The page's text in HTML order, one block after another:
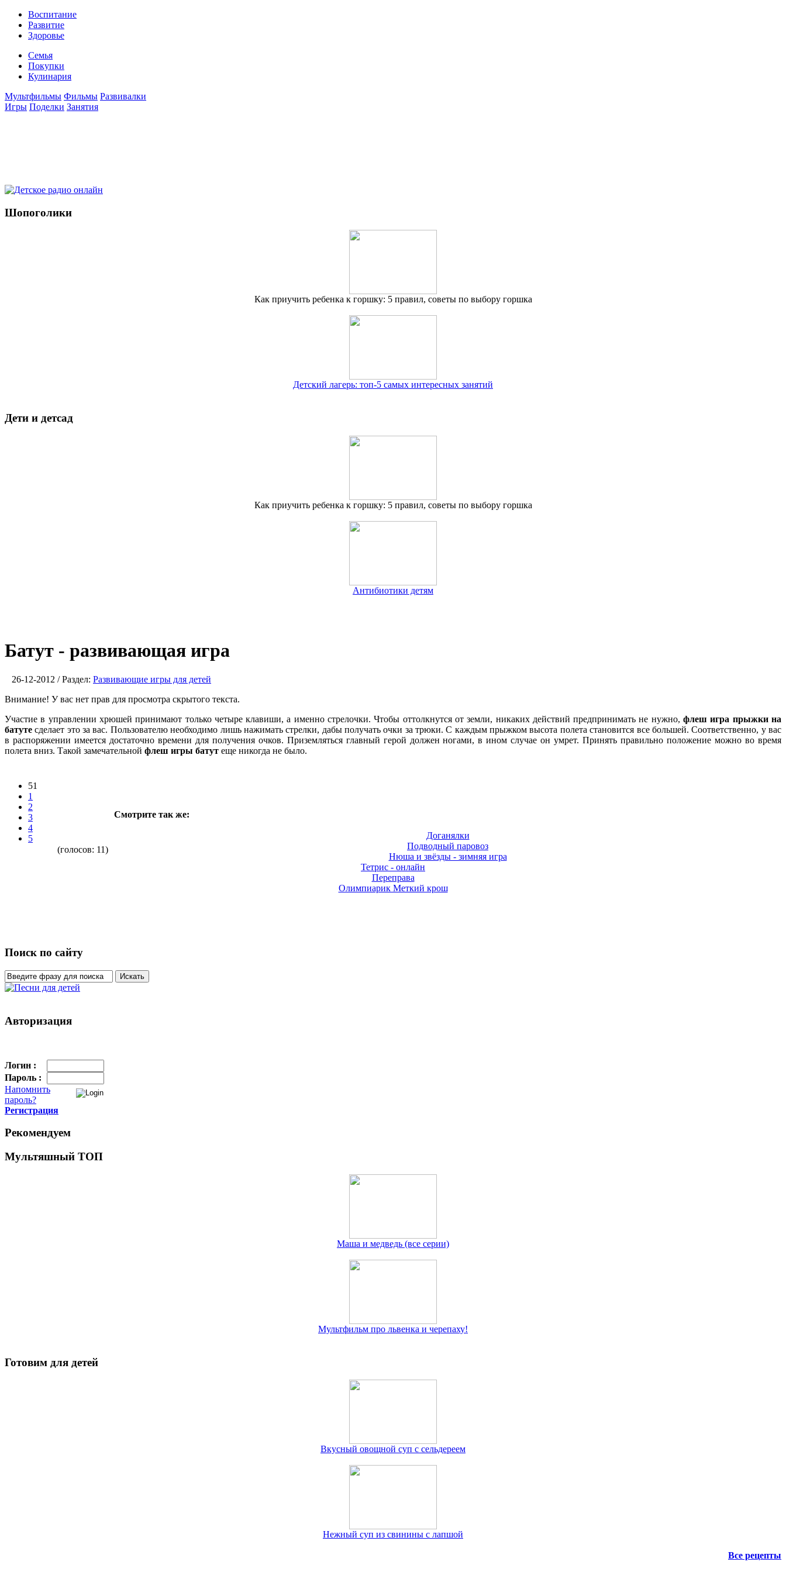
Воспитание
Развитие
Здоровье
Семья
Покупки
Кулинария
Мультфильмы Фильмы Развивалки
Игры Поделки Занятия
Шопоголики
Как приучить ребенка к горшку: 5 правил, советы по выбору горшка
Детский лагерь: топ-5 самых интересных занятий
Дети и детсад
Как приучить ребенка к горшку: 5 правил, советы по выбору горшка
Антибиотики детям
Батут - развивающая игра
26-12-2012 / Раздел: Развивающие игры для детей
Внимание! У вас нет прав для просмотра скрытого текста.
Участие в управлении хрюшей принимают только четыре клавиши, а именно стрелочки. Чтобы оттолкнутся от земли, никаких действий предпринимать не нужно,флеш игра прыжки на
батуте сделает это за вас. Пользователю необходимо лишь нажимать стрелки, дабы получать очки за трюки. С каждым прыжком высота полета становится все большей. Соответственно, у вас
в распоряжении имеется достаточно времени для получения очков. Приземляться главный герой должен ногами, в ином случае он умрет. Принять правильно положение можно во время
полета вниз. Такой замечательной флеш игры батут еще никогда не было.
51
1
2
3
4
5
(голосов: 11)
Смотрите так же:
Доганялки
Подводный паровоз
Нюша и звёзды - зимняя игра
Тетрис - онлайн
Переправа
Олимпиарик Меткий крош
Поиск по сайту
Авторизация
Логин :
Пароль :
Напомнить
пароль?
Регистрация
Рекомендуем
Мультяшный ТОП
Маша и медведь (все серии)
Мультфильм про львенка и черепаху!
Готовим для детей
Вкусный овощной суп с сельдереем
Нежный суп из свинины с лапшой
Все рецепты